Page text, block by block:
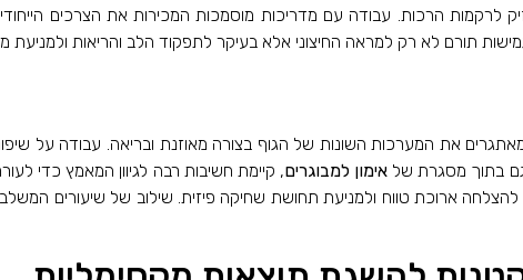
לרקמות הרכות. עבודה עם מדריכות מוסמכות המכירות את הצרכים
תורם לא רק למראה החיצוני אלא בעיקר לתפקוד הלב והריאות ולמניעת
את המערכות השונות של הגוף בצורה מאוזנת ובריאה. עבודה על
גם בתוך מסגרת של אימון למבוגרים, קיימת חשיבות רבה לגיוון המאמץ כדי
ארוכת טווח ולמניעת תחושת שחיקה פיזית. שילוב של שיעורים